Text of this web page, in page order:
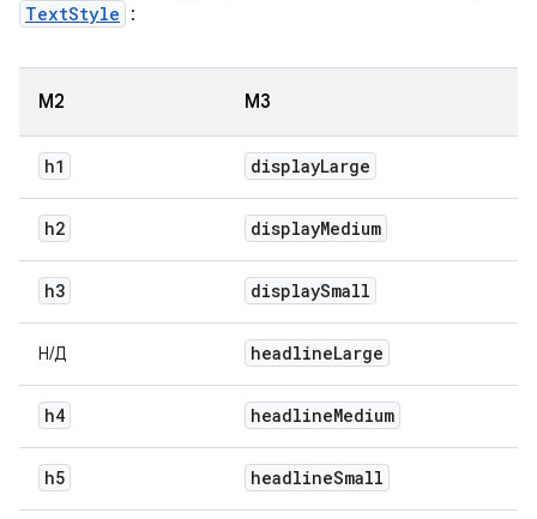
TextStyle :
М2 М3
h1 displayLarge
h2 displayMedium
h3 displaySmall
Н/Д headlineLarge
h4 headlineMedium
h5 headlineSmall